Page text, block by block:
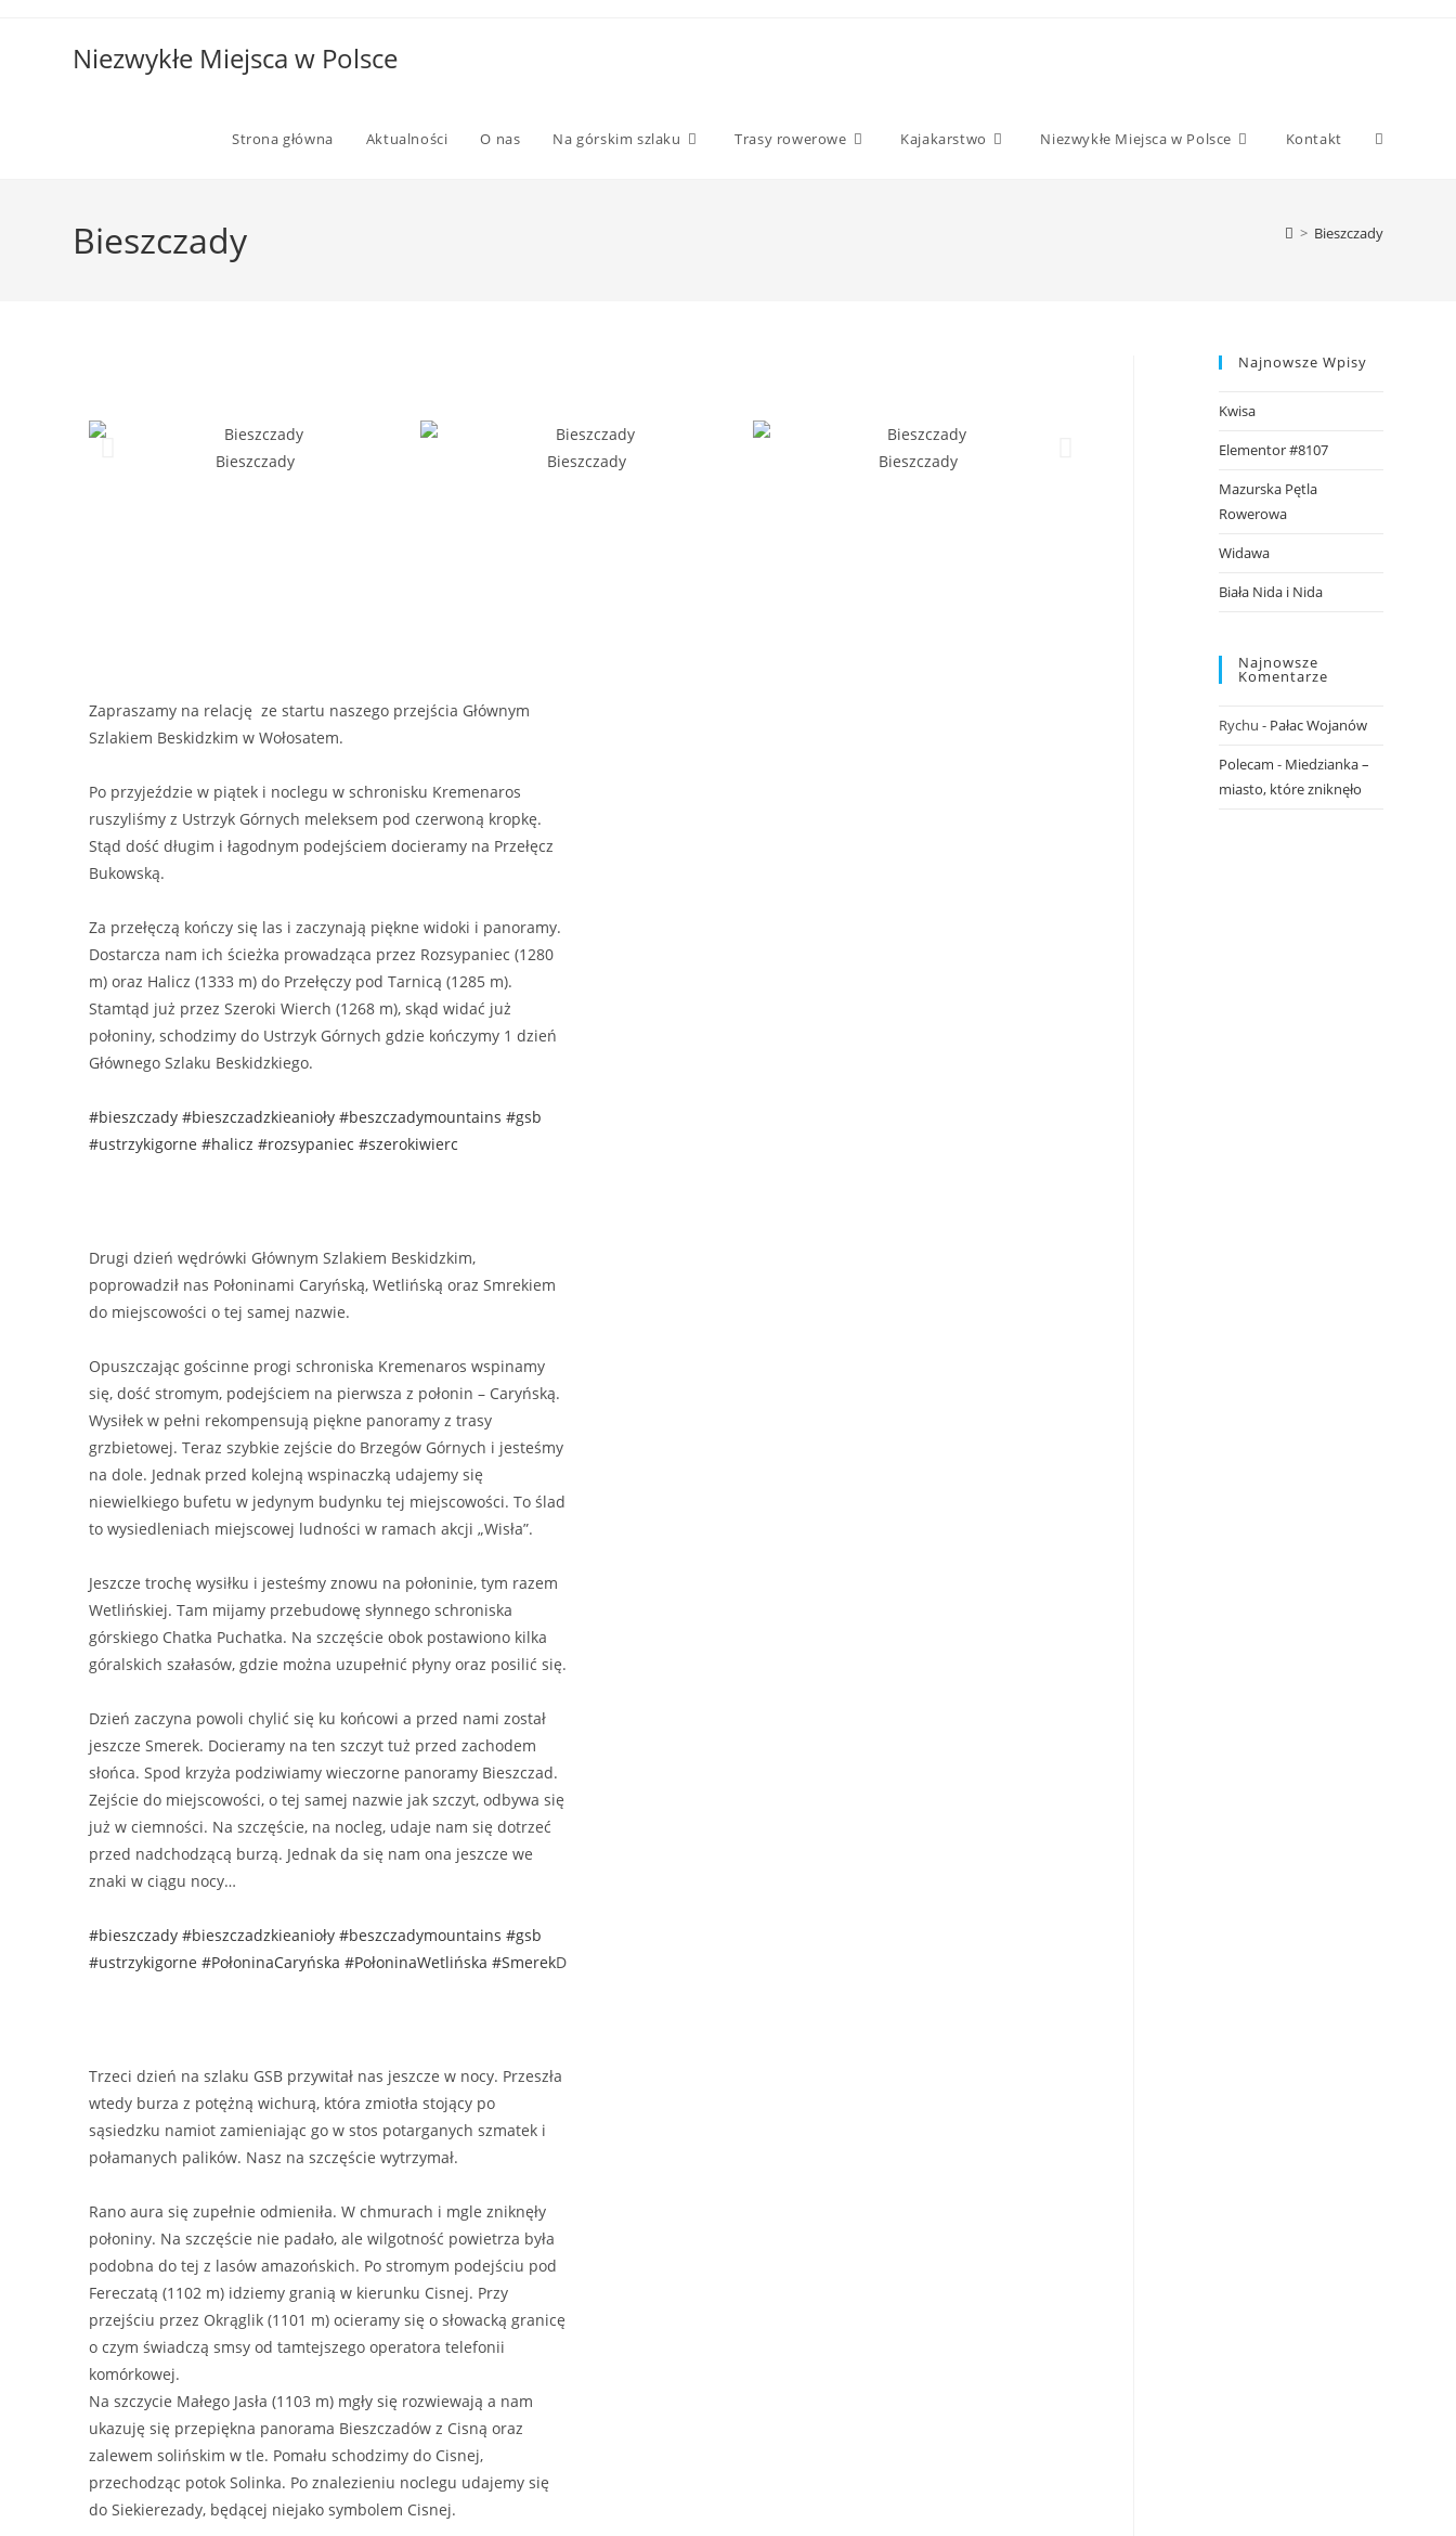
Niezwykłe Miejsca w Polsce
Strona główna Aktualności O nas Na górskim szlaku Trasy rowerowe Kajakarstwo Niezwykłe Miejsca w Polsce Kontakt
Bieszczady > Bieszczady
Bieszczady Bieszczady Bieszczady Brzegi Górne
Zapraszamy na relację ze startu naszego przejścia Głównym
Szlakiem Beskidzkim w Wołosatem.
Po przyjeździe w piątek i noclegu w schronisku Kremenaros
ruszyliśmy z Ustrzyk Górnych meleksem pod czerwoną kropkę.
Stąd dość długim i łagodnym podejściem docieramy na Przełęcz
Bukowską.
Za przełęczą kończy się las i zaczynają piękne widoki i panoramy.
Dostarcza nam ich ścieżka prowadząca przez Rozsypaniec (1280
m) oraz Halicz (1333 m) do Przełęczy pod Tarnicą (1285 m).
Stamtąd już przez Szeroki Wierch (1268 m), skąd widać już
połoniny, schodzimy do Ustrzyk Górnych gdzie kończymy 1 dzień
Głównego Szlaku Beskidzkiego.
#bieszczady #bieszczadzkieanioły #beszczadymountains #gsb
#ustrzykigorne #halicz #rozsypaniec #szerokiwierc
Drugi dzień wędrówki Głównym Szlakiem Beskidzkim,
poprowadził nas Połoninami Caryńską, Wetlińską oraz Smrekiem
do miejscowości o tej samej nazwie.
Opuszczając gościnne progi schroniska Kremenaros wspinamy
się, dość stromym, podejściem na pierwsza z połonin – Caryńską.
Wysiłek w pełni rekompensują piękne panoramy z trasy
grzbietowej. Teraz szybkie zejście do Brzegów Górnych i jesteśmy
na dole. Jednak przed kolejną wspinaczką udajemy się
niewielkiego bufetu w jedynym budynku tej miejscowości. To ślad
to wysiedleniach miejscowej ludności w ramach akcji „Wisła”.
Jeszcze trochę wysiłku i jesteśmy znowu na połoninie, tym razem
Wetlińskiej. Tam mijamy przebudowę słynnego schroniska
górskiego Chatka Puchatka. Na szczęście obok postawiono kilka
góralskich szałasów, gdzie można uzupełnić płyny oraz posilić się.
Dzień zaczyna powoli chylić się ku końcowi a przed nami został
jeszcze Smerek. Docieramy na ten szczyt tuż przed zachodem
słońca. Spod krzyża podziwiamy wieczorne panoramy Bieszczad.
Zejście do miejscowości, o tej samej nazwie jak szczyt, odbywa się
już w ciemności. Na szczęście, na nocleg, udaje nam się dotrzeć
przed nadchodzącą burzą. Jednak da się nam ona jeszcze we
znaki w ciągu nocy…
#bieszczady #bieszczadzkieanioły #beszczadymountains #gsb
#ustrzykigorne #PołoninaCaryńska #PołoninaWetlińska #SmerekD
Trzeci dzień na szlaku GSB przywitał nas jeszcze w nocy. Przeszła
wtedy burza z potężną wichurą, która zmiotła stojący po
sąsiedzku namiot zamieniając go w stos potarganych szmatek i
połamanych palików. Nasz na szczęście wytrzymał.
Rano aura się zupełnie odmieniła. W chmurach i mgle zniknęły
połoniny. Na szczęście nie padało, ale wilgotność powietrza była
podobna do tej z lasów amazońskich. Po stromym podejściu pod
Fereczatą (1102 m) idziemy granią w kierunku Cisnej. Przy
przejściu przez Okrąglik (1101 m) ocieramy się o słowacką granicę
o czym świadczą smsy od tamtejszego operatora telefonii
komórkowej.
Na szczycie Małego Jasła (1103 m) mgły się rozwiewają a nam
ukazuję się przepiękna panorama Bieszczadów z Cisną oraz
zalewem solińskim w tle. Pomału schodzimy do Cisnej,
przechodząc potok Solinka. Po znalezieniu noclegu udajemy się
do Siekierezady, będącej niejako symbolem Cisnej.
Najnowsze Wpisy
Kwisa
Elementor #8107
Mazurska Pętla
Rowerowa
Widawa
Biała Nida i Nida
Najnowsze
Komentarze
Rychu - Pałac Wojanów
Polecam - Miedzianka –
miasto, które zniknęło